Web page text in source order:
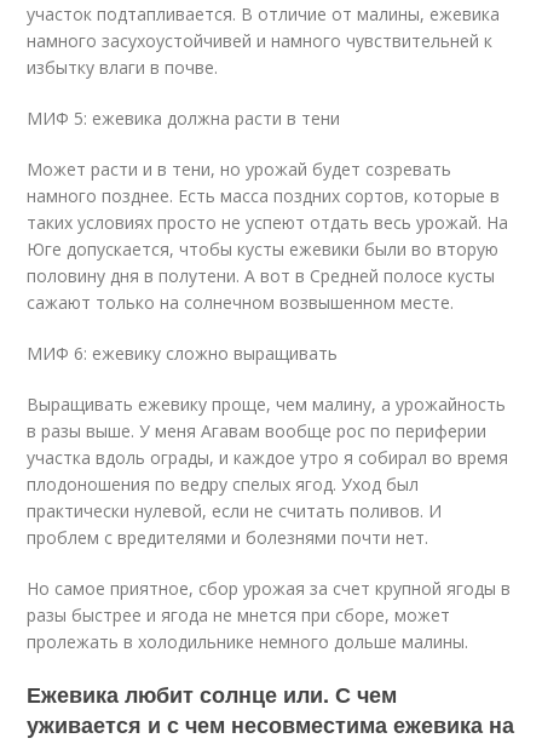
участок подтапливается. В отличие от малины, ежевика
намного засухоустойчивей и намного чувствительней к
избытку влаги в почве.
МИФ 5: ежевика должна расти в тени
Может расти и в тени, но урожай будет созревать
намного позднее. Есть масса поздних сортов, которые в
таких условиях просто не успеют отдать весь урожай. На
Юге допускается, чтобы кусты ежевики были во вторую
половину дня в полутени. А вот в Средней полосе кусты
сажают только на солнечном возвышенном месте.
МИФ 6: ежевику сложно выращивать
Выращивать ежевику проще, чем малину, а урожайность
в разы выше. У меня Агавам вообще рос по периферии
участка вдоль ограды, и каждое утро я собирал во время
плодоношения по ведру спелых ягод. Уход был
практически нулевой, если не считать поливов. И
проблем с вредителями и болезнями почти нет.
Но самое приятное, сбор урожая за счет крупной ягоды в
разы быстрее и ягода не мнется при сборе, может
пролежать в холодильнике немного дольше малины.
Ежевика любит солнце или. С чем
уживается и с чем несовместима ежевика на